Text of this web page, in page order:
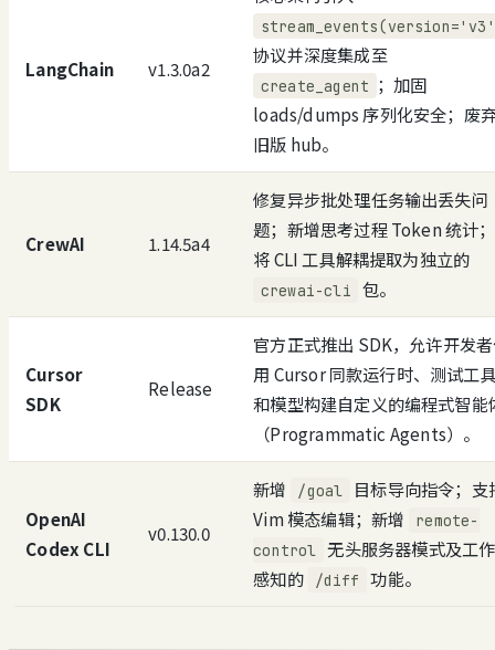
LangChain v1.3.0a2
协议并深度集成至
create_agent ；加固
loads/dumps 序列化安全；废
旧版 hub。
CrewAI 1.14.5a4
修复异步批处理任务输出丢失问
题；新增思考过程 Token 统计；
将 CLI 工具解耦提取为独立的
crewai-cli 包。
Cursor
SDK
Release
官方正式推出 SDK，允许开发
用 Cursor 同款运行时、测试工
和模型构建自定义的编程式智能
（Programmatic Agents）。
OpenAI
Codex CLI
v0.130.0
新增 /goal
目标导向指令；支
Vim 模态编辑；新增
remote-
control 无头服务器模式及工
感知的
/diff 功能。